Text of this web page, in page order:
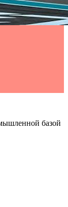
базой